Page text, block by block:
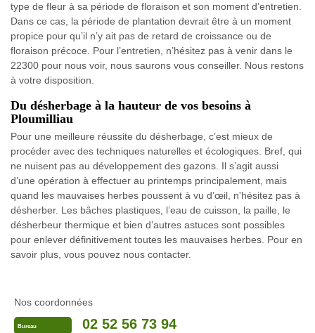
type de fleur à sa période de floraison et son moment d’entretien.
Dans ce cas, la période de plantation devrait être à un moment
propice pour qu’il n’y ait pas de retard de croissance ou de
floraison précoce. Pour l’entretien, n’hésitez pas à venir dans le
22300 pour nous voir, nous saurons vous conseiller. Nous restons
à votre disposition.
Du désherbage à la hauteur de vos besoins à
Ploumilliau
Pour une meilleure réussite du désherbage, c’est mieux de
procéder avec des techniques naturelles et écologiques. Bref, qui
ne nuisent pas au développement des gazons. Il s’agit aussi
d’une opération à effectuer au printemps principalement, mais
quand les mauvaises herbes poussent à vu d’œil, n'hésitez pas à
désherber. Les bâches plastiques, l’eau de cuisson, la paille, le
désherbeur thermique et bien d’autres astuces sont possibles
pour enlever définitivement toutes les mauvaises herbes. Pour en
savoir plus, vous pouvez nous contacter.
Nos coordonnées
Bureau 02 52 56 73 94